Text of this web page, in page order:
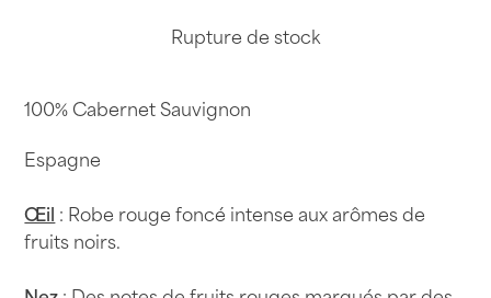
Rupture de stock
100% Cabernet Sauvignon
Espagne
Œil : Robe rouge foncé intense aux arômes de
fruits noirs.